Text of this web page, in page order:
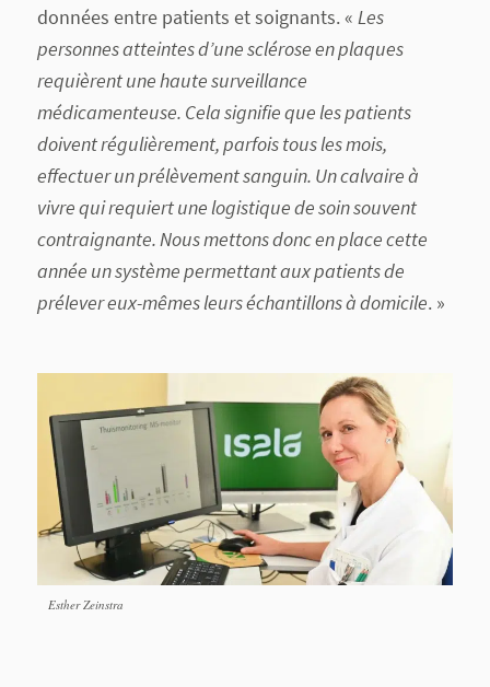
données entre patients et soignants. « Les
personnes atteintes d’une sclérose en plaques
requièrent une haute surveillance
médicamenteuse. Cela signifie que les patients
doivent régulièrement, parfois tous les mois,
effectuer un prélèvement sanguin. Un calvaire à
vivre qui requiert une logistique de soin souvent
contraignante. Nous mettons donc en place cette
année un système permettant aux patients de
prélever eux-mêmes leurs échantillons à domicile. »
Esther Zeinstra